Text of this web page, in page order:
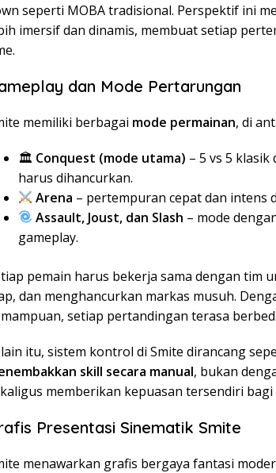
seperti MOBA tradisional. Perspektif ini
imersif dan dinamis, membuat setiap
dan Mode Pertarungan
memiliki berbagai mode permainan, di
🏛 Conquest (mode utama) – 5 vs 5
harus dihancurkan.
Arena – pertempuran cepat dan intens
Assault, Joust, dan Slash – mode
gameplay.
pemain harus bekerja sama dengan tim
dan menghancurkan markas musuh.
setiap pertandingan terasa
itu, sistem kontrol di Smite dirancang
skill secara manual, bukan
memberikan kepuasan tersendiri
Presentasi Sinematik Smite
menawarkan grafis bergaya fantasi